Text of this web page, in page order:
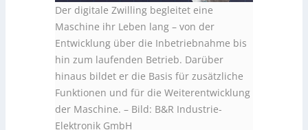
Der digitale Zwilling begleitet eine
Maschine ihr Leben lang – von der
Entwicklung über die Inbetriebnahme bis
hin zum laufenden Betrieb. Darüber
hinaus bildet er die Basis für zusätzliche
Funktionen und für die Weiterentwicklung
der Maschine. – Bild: B&R Industrie-
Elektronik GmbH